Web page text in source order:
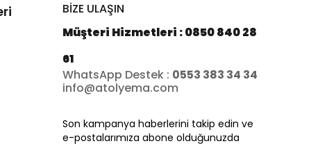
BİZE ULAŞIN
Müşteri Hizmetleri : 0850 840 28
61
WhatsApp Destek : 0553 383 34 34
info@atolyema.com
Son kampanya haberlerini takip edin ve
e-postalarımıza abone olduğunuzda